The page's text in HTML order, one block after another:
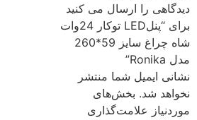
دیدگاهی را ارسال می کنید
برای “پنلLED توکار 24وات
شاه چراغ سایز 59*260
مدل Ronika”
نشانی ایمیل شما منتشر
نخواهد شد. بخش‌های
موردنیاز علامت‌گذاری